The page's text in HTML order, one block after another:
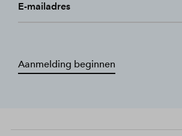
E-mailadres
Aanmelding beginnen